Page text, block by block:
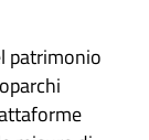
patrimonio